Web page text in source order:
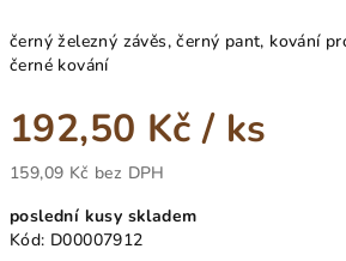
černý železný závěs, černý pant, kování
černé kování
192,50 Kč/ ks
159,09 Kč bez DPH
cena:
poslední kusy skladem
Kód: D00007912